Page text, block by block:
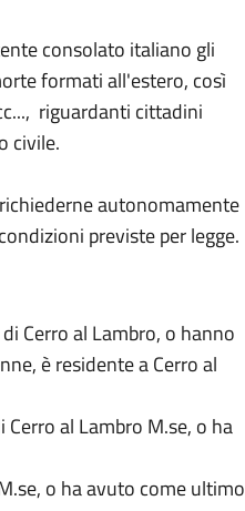
consolato italiano gli
formati all'estero, così
riguardanti cittadini
civile.
autonomamente
previste per legge.
Cerro al Lambro, o hanno
è residente a Cerro al
al Lambro M.se, o ha
o ha avuto come ultimo